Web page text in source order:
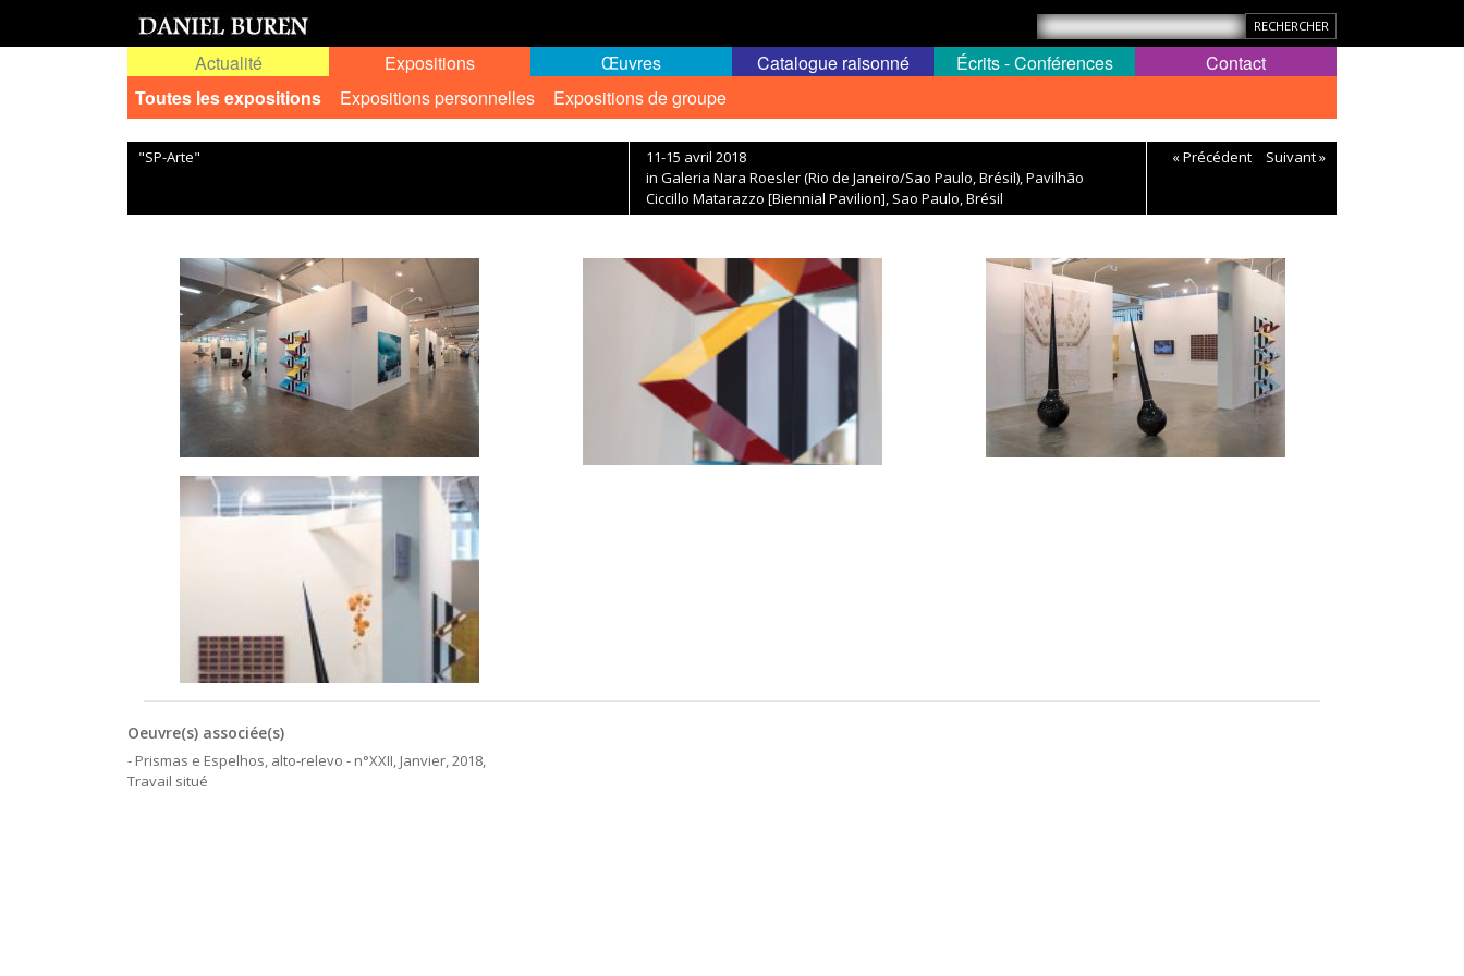
Actualité
Expositions
Toutes les expositions
Expositions personnelles Expositions de groupe
Œuvres Catalogue raisonné Écrits - Conférences Contact
"SP-Arte"
11-15 avril 2018
in Galeria Nara Roesler (Rio de Janeiro/Sao Paulo, Brésil), Pavilhão
Ciccillo Matarazzo [Biennial Pavilion], Sao Paulo, Brésil
« Précédent Suivant »
Oeuvre(s) associée(s)
- Prismas e Espelhos, alto-relevo - n°XXII, Janvier, 2018,
Travail situé